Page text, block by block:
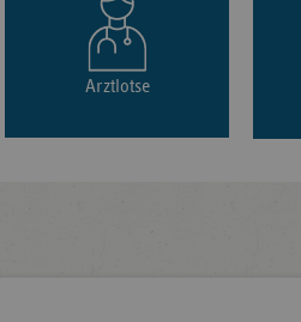
Arztlotse